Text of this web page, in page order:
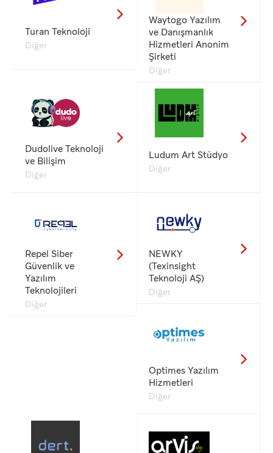
Turan Teknoloji
Diğer
Waytogo Yazılım
ve Danışmanlık
Hizmetleri Anonim
Şirketi
Diğer
Dudolive Teknoloji
ve Bilişim
Diğer
Ludum Art Stüdyo
Diğer
Repel Siber
Güvenlik ve
Yazılım
Teknolojileri
Diğer
NEWKY
(Texinsight
Teknoloji AŞ)
Diğer
Optimes Yazılım
Hizmetleri
Diğer